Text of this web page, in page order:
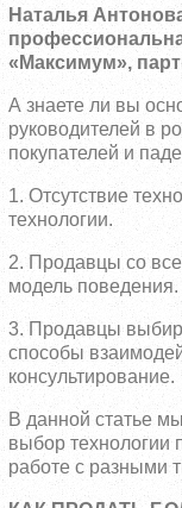
Наталья
«Максимум»,
А знаете ли вы
руководителей в
покупателей и
1. Отсутствие
технологии.
2. Продавцы со
модель поведения.
3. Продавцы
способы
консультирование.
В данной статье
выбор технологии
работе с разными